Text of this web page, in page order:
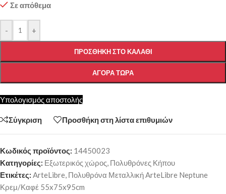
Σε απόθεμα
- +
ΠΡΟΣΘΉΚΗ ΣΤΟ ΚΑΛΆΘΙ
ΑΓΟΡΆ ΤΏΡΑ
Υπολογισμός αποστολής
Σύγκριση Προσθήκη στη λίστα επιθυμιών
Κωδικός προϊόντος: 14450023
Κατηγορίες: Εξωτερικός χώρος, Πολυθρόνες Κήπου
Ετικέτες: ArteLibre, Πολυθρόνα Μεταλλική ArteLibre Neptune
Κρεμ/Καφέ 55x75x95cm